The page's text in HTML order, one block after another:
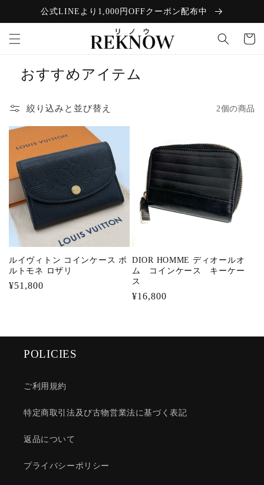
コンテン公式LINEより1,000円OFFクーポン配布中
カ
ー
おすすめアイテム
絞り込みと並び替え 2個の商品
ルイヴィトン コインケース ポ
ルトモネ ロザリ
通
¥51,800
DIOR HOMME ディオールオ
ム コインケース キーケー
ス
通
格
¥16,800
POLICIES
ご利用規約
特定商取引法及び古物営業法に基づく表記
返品について
プライバシーポリシー